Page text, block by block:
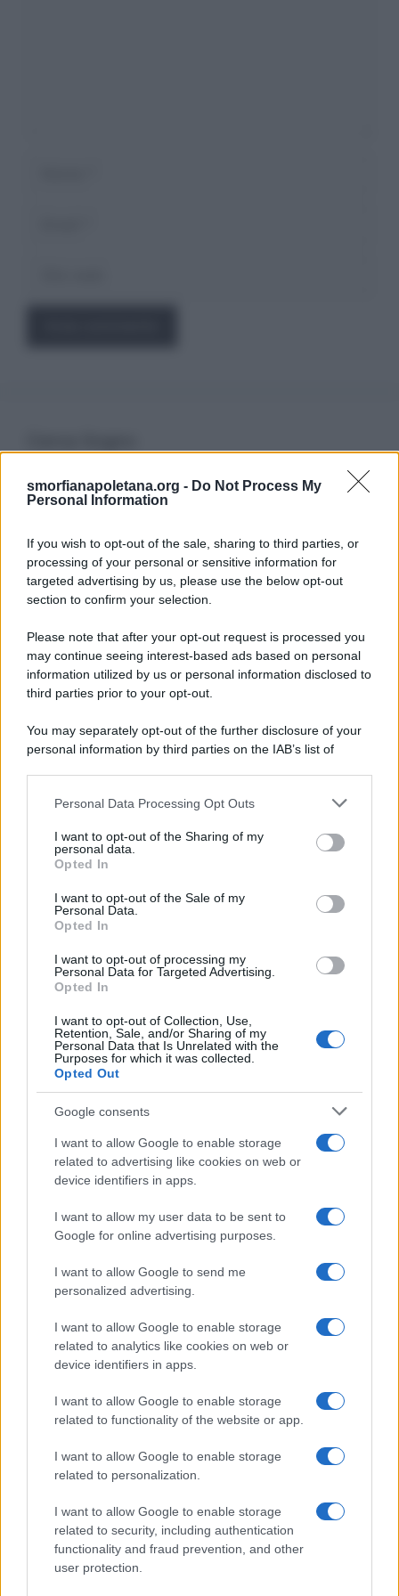
smorfianapoletana.org - Do Not Process My
Personal Information
If you wish to opt-out of the sale, sharing to third parties, or
processing of your personal or sensitive information for
targeted advertising by us, please use the below opt-out
section to confirm your selection.
Please note that after your opt-out request is processed you
may continue seeing interest-based ads based on personal
information utilized by us or personal information disclosed to
third parties prior to your opt-out.
You may separately opt-out of the further disclosure of your
personal information by third parties on the IAB’s list of
This information may also be disclosed by us to third parties
disclose it to other third parties.
Please note that this website/app uses one or more Google
services and may gather and store information including but
not limited to your visit or usage behaviour. You may click to
grant or deny consent to Google and its third-party tags to
consent section.
Personal Data Processing Opt Outs
I want to opt-out of the Sharing of my
personal data.
Opted In
I want to opt-out of the Sale of my
Personal Data.
Opted In
I want to opt-out of processing my
Personal Data for Targeted Advertising.
Opted In
I want to opt-out of Collection, Use,
Retention, Sale, and/or Sharing of my
Personal Data that Is Unrelated with the
Purposes for which it was collected.
Opted Out
Google consents
I want to allow Google to enable storage
related to advertising like cookies on web or
device identifiers in apps.
I want to allow my user data to be sent to
Google for online advertising purposes.
I want to allow Google to send me
personalized advertising.
I want to allow Google to enable storage
related to analytics like cookies on web or
device identifiers in apps.
I want to allow Google to enable storage
related to functionality of the website or app.
I want to allow Google to enable storage
related to personalization.
I want to allow Google to enable storage
related to security, including authentication
functionality and fraud prevention, and other
user protection.
Ricerca
LEGGI GRATIS IL NOSTRO EBOOK
Categorie
Dizionario dei Sogni – B
Dizionario dei Sogni – C
Dizionario dei Sogni – D
Dizionario dei Sogni – E
Dizionario dei Sogni – F
Dizionario dei Sogni – G
Dizionario dei Sogni – I
Dizionario dei Sogni – J
Dizionario dei Sogni – L
Dizionario dei Sogni – M
Dizionario dei Sogni – N
Dizionario dei Sogni – O
Dizionario dei Sogni – P
Dizionario dei Sogni – R
Dizionario dei Sogni – T
Dizionario dei Sogni – U
Dizionario dei Sogni – V
Dizionario dei Sogni – Z
alla Z
Smorfia
Sogni Ricorrenti